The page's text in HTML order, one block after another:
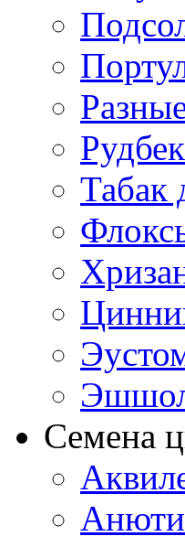
Табак
Семена